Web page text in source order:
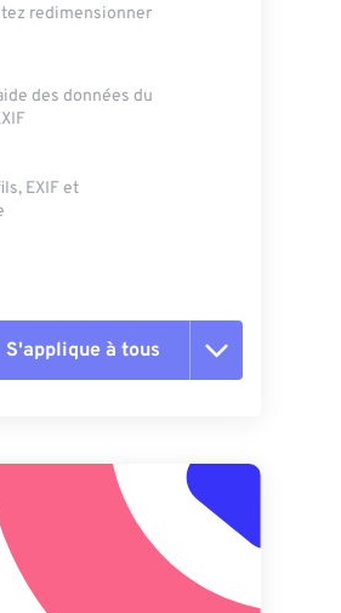
redimensionner
des données du
EXIF ​​et
S'applique à tous
à partir du préréglage
comme préréglage